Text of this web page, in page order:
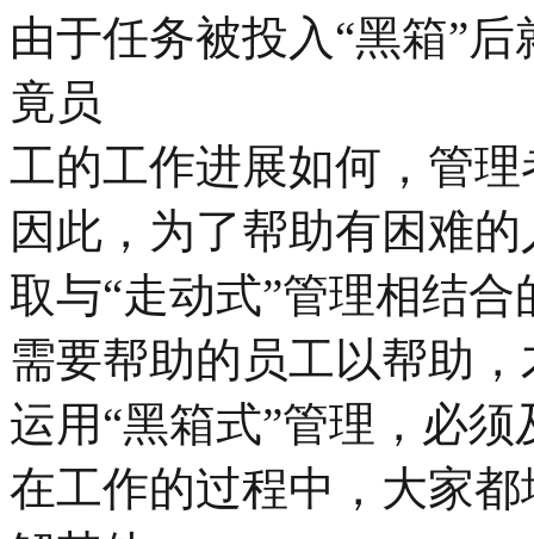
由于任务被投入“黑箱”
竟员
工的工作进展如何，管
因此，为了帮助有困难
取与“走动式”管理相结
需要帮助的员工以帮助
运用“黑箱式”管理，必
在工作的过程中，大家